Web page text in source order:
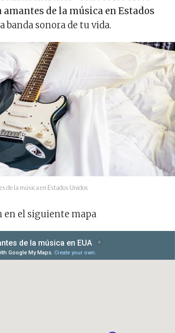
de la música en Estados
banda sonora de tu vida.
de la música en Estados Unidos
en el siguiente mapa